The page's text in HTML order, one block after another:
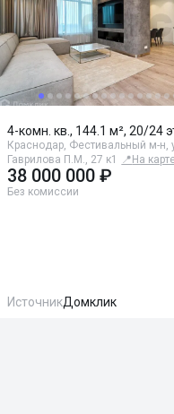
4-комн. кв., 144.1 м², 20/24
Краснодар, Фестивальный м-н,
Гаврилова П.М., 27 к1
📍 На
38 000 000 ₽
Без комиссии
ИсточникДомклик